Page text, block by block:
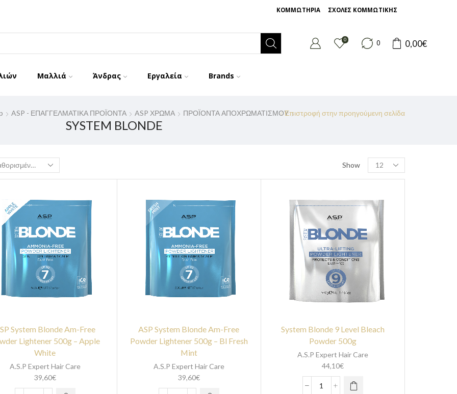
ΚΟΜΜΩΤΗΡΙΑ ΣΧΟΛΕΣ ΚΟΜΜΩΤΙΚΗΣ
0 0 0,00€
Μαλλιά Άνδρας Εργαλεία Brands
ASP - ΕΠΑΓΓΕΛΜΑΤΙΚΑ ΠΡΟΪΟΝΤΑ ASP ΧΡΩΜΑ ΠΡΟΪΟΝΤΑ ΑΠΟΧΡΩΜΑΤΙΣΜΟΥ
SYSTEM BLONDE
Επιστροφή στην προηγούμενη σελίδα
Show
System Blonde Am-Free
Lightener 500g – Apple
White
A.S.P Expert Hair Care
39,60€
ASP System Blonde Am-Free
Powder Lightener 500g – Bl Fresh
Mint
A.S.P Expert Hair Care
39,60€
System Blonde 9 Level Bleach
Powder 500g
A.S.P Expert Hair Care
44,10€